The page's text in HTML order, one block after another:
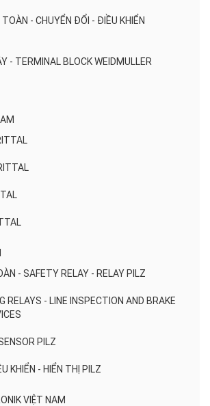
- CHUYỂN ĐỔI - ĐIỀU KHIỂN
- TERMINAL BLOCK WEIDMULLER
- SAFETY RELAY - RELAY PILZ
RELAYS - LINE INSPECTION AND BRAKE
PILZ
KHIỂN - HIỂN THỊ PILZ
VIỆT NAM